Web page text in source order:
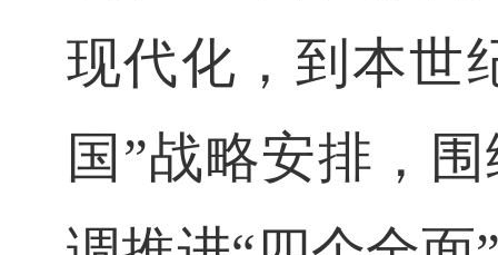
现代化，到本世
国 ”战略安排，